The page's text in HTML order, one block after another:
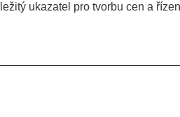
ukazatel pro tvorbu cen a